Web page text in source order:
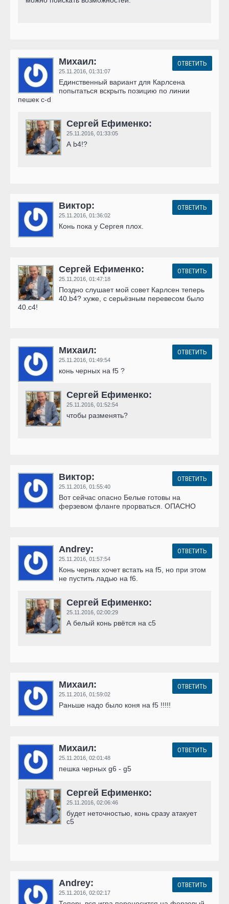
Михаил:
25.11.2016, 01:31:07
ОТВЕТИТЬ
Единственный вариант для Карлсена
попытаться вскрыть позицию по линии
пешек c-d
Сергей Ефименко:
25.11.2016, 01:33:05
А b4!?
Виктор:
25.11.2016, 01:36:02
ОТВЕТИТЬ
Конь пока у Сергея плох.
Сергей Ефименко:
25.11.2016, 01:47:18
ОТВЕТИТЬ
Поздно слушает мой совет Карлсен теперь
40.b4? хуже, с серьёзным перевесом было
40.с4!
Михаил:
25.11.2016, 01:49:54
ОТВЕТИТЬ
конь черных на f5 ?
Сергей Ефименко:
25.11.2016, 01:52:54
чтобы разменять?
Виктор:
25.11.2016, 01:55:40
ОТВЕТИТЬ
Вот сейчас опасно Белые готовы на
ферзевом фланге прорваться. ОПАСНО
Andrey:
25.11.2016, 01:57:54
ОТВЕТИТЬ
Конь чернвх хочет встать на f5, но при этом
не пустить ладью на f6.
Сергей Ефименко:
25.11.2016, 02:00:29
А белый конь рвётся на c5
Михаил:
25.11.2016, 01:59:02
ОТВЕТИТЬ
Раньше надо было коня на f5 !!!!!
Михаил:
25.11.2016, 02:01:48
ОТВЕТИТЬ
пешка черных g6 - g5
Сергей Ефименко:
25.11.2016, 02:06:46
будет неточностью, конь сразу атакует
c5
Andrey:
25.11.2016, 02:02:17
ОТВЕТИТЬ